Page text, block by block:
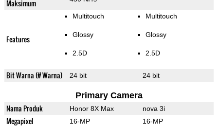
Maksimum
Features
Multitouch
Glossy
2.5D
Multitouch
Glossy
2.5D
Bit Warna (# Warna) 24 bit 24 bit
Primary Camera
Nama Produk Honor 8X Max nova 3i
Megapixel 16-MP 16-MP